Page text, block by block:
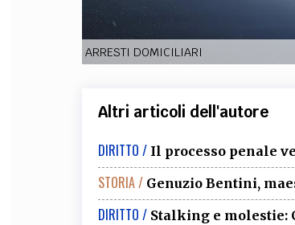
ARRESTI DOMICILIARI
Altri articoli dell'autore
DIRITTO / Il processo penale
STORIA / Genuzio Bentini,
DIRITTO / Stalking e molestie: